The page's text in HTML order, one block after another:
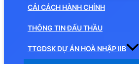
CẢI CÁCH HÀNH CHÍNH
THÔNG TIN ĐẤU THẦU
TTGDSK DỰ ÁN HOÀ NHẬP IIB